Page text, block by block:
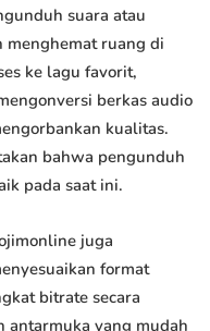
suara atau
menghemat ruang di
ke lagu favorit,
berkas audio
kualitas.
bahwa pengunduh
pada saat ini.
juga
format
bitrate secara
antarmuka yang mudah